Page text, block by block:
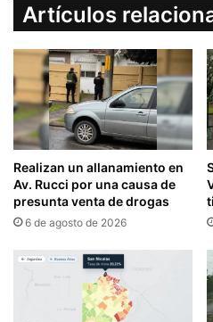
Artículos
Realizan un allanamiento en
Av. Rucci por una causa de
presunta venta de drogas
6 de agosto de 2026